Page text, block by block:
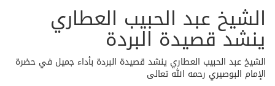
الشيخ عبد الحبيب العطاري
ينشد قصيدة البردة
الشيخ عبد الحبيب العطاري ينشد قصيدة البردة بأداء جميل في حضرة
الإمام البوصيري رحمه الله تعالى